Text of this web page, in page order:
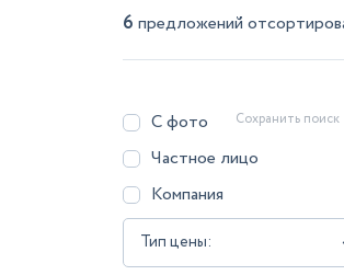
6 предложений
С фото
Частное лицо
Компания
Тип цены:
Сохранить поиск